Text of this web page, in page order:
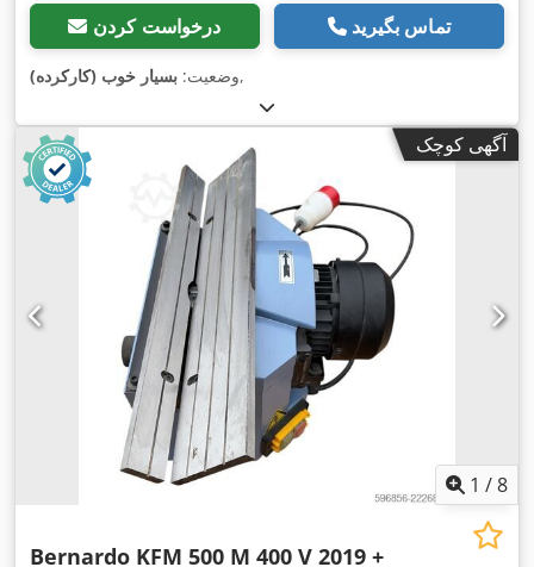
درخواست کردن تماس بگیرید
وضعیت: بسیار خوب (کارکرده) ,
آگهی کوچک
1 /8
Bernardo KFM 500 M 400 V 2019 +